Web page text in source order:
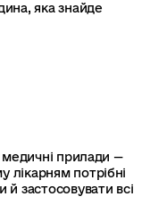
яка знайде
медичні прилади —
потрібні
застосовувати всі